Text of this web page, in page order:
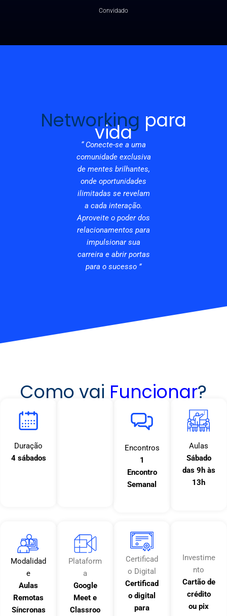
Convidado
Networking para
vida
“ Conecte-se a uma
comunidade exclusiva
de mentes brilhantes,
onde oportunidades
ilimitadas se revelam
a cada interação.
Aproveite o poder dos
relacionamentos para
impulsionar sua
carreira e abrir portas
para o sucesso ”
Como vai Funcionar?
Duração
4 sábados
Encontros
1
Encontro
Semanal
Aulas
Sábado
das 9h às
13h
Modalidad
e
Aulas
Remotas
Síncronas
Plataform
a
Google
Meet e
Classroo
Certificad
o Digital
Certificad
o digital
para
Investime
nto
Cartão de
crédito
ou pix